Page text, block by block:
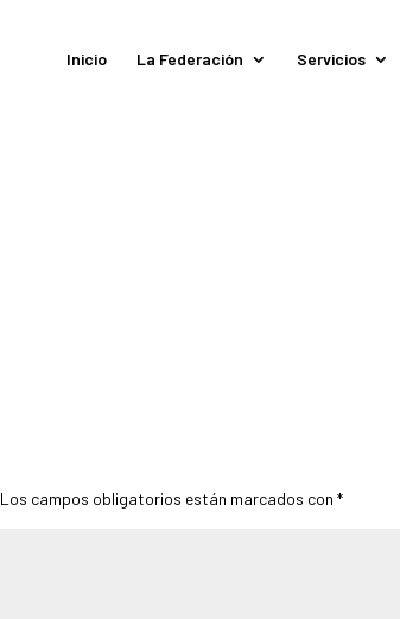
Inicio La Federación Servicios
Los campos obligatorios están marcados con*